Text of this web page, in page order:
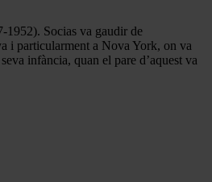
1952). Socias va gaudir de
i particularment a Nova York, on va
infància, quan el pare d’aquest va